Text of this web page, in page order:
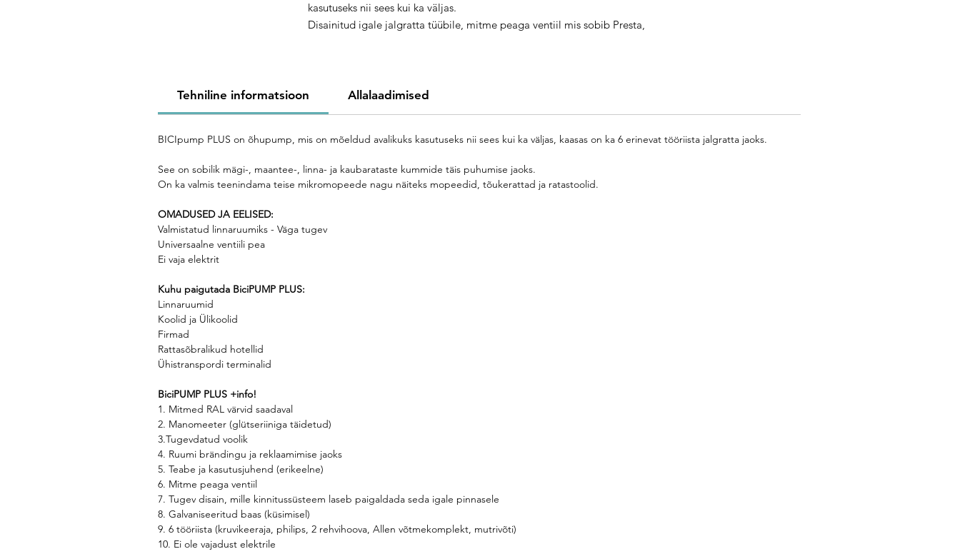
kasutuseks nii sees kui ka väljas.
Disainitud igale jalgratta tüübile, mitme peaga ventiil mis sobib Presta,
Sellel on taga roostevabast terasest korv, mis kannab kuute tööriista,
rohkem kui viieteistkümne teenuse jaoks.
Tehniline informatsioon Allalaadimised
BICIpump PLUS on õhupump, mis on mõeldud avalikuks kasutuseks nii sees kui ka väljas, kaasas on ka 6 erinevat tööriista jalgratta jaoks.
See on sobilik mägi-, maantee-, linna- ja kaubarataste kummide täis puhumise jaoks.
On ka valmis teenindama teise mikromopeede nagu näiteks mopeedid, tõukerattad ja ratastoolid.
OMADUSED JA EELISED:
Valmistatud linnaruumiks - Väga tugev
Universaalne ventiili pea
Ei vaja elektrit
Kuhu paigutada BiciPUMP PLUS:
Linnaruumid
Koolid ja Ülikoolid
Firmad
Rattasõbralikud hotellid
Ühistranspordi terminalid
BiciPUMP PLUS +info!
1. Mitmed RAL värvid saadaval
2. Manomeeter (glütseriiniga täidetud)
3.Tugevdatud voolik
4. Ruumi brändingu ja reklaamimise jaoks
5. Teabe ja kasutusjuhend (erikeelne)
6. Mitme peaga ventiil
7. Tugev disain, mille kinnitussüsteem laseb paigaldada seda igale pinnasele
8. Galvaniseeritud baas (küsimisel)
9. 6 tööriista (kruvikeeraja, philips, 2 rehvihoova, Allen võtmekomplekt, mutrivõti)
10. Ei ole vajadust elektrile